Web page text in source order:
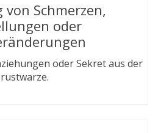
Schmerzen,
oder
oder Sekret aus der